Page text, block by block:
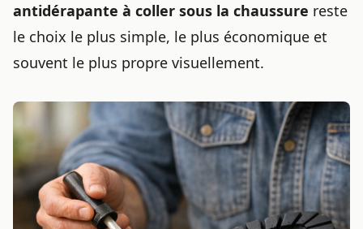
antidérapante à coller sous la chaussure reste
le choix le plus simple, le plus économique et
souvent le plus propre visuellement.